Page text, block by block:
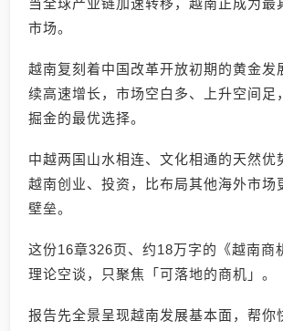
当全球产业链加速转移，越南正成为最
市场。
越南复刻着中国改革开放初期的黄金发
续高速增长，市场空白多、上升空间足
掘金的最优选择。
中越两国山水相连、文化相通的天然优
越南创业、投资，比布局其他海外市场
壁垒。
这份16章326页、约18万字的《越南商
理论空谈，只聚焦「可落地的商机」。
报告先全景呈现越南发展基本面，帮你